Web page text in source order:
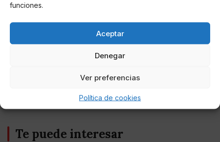
funciones.
Aceptar
Denegar
Ver preferencias
Política de cookies
Entretenimiento
Te puede interesar